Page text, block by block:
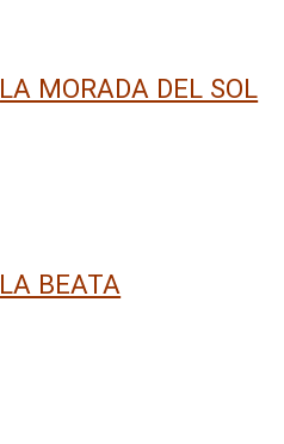
LA MORADA DEL SOL
LA BEATA